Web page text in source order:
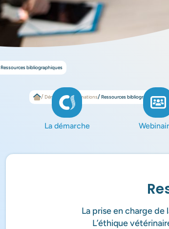
Ressources bibliographiques
Démarche et Formations Ressources bibliographiques
La démarche
La prise en charge
L’éthique